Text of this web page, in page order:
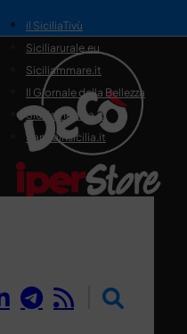
il SiciliaTivù
Siciliarurale.eu
Siciliammare.it
Il Giornale della Bellezza
Siciliamedica.it
Sanitainsicilia.it